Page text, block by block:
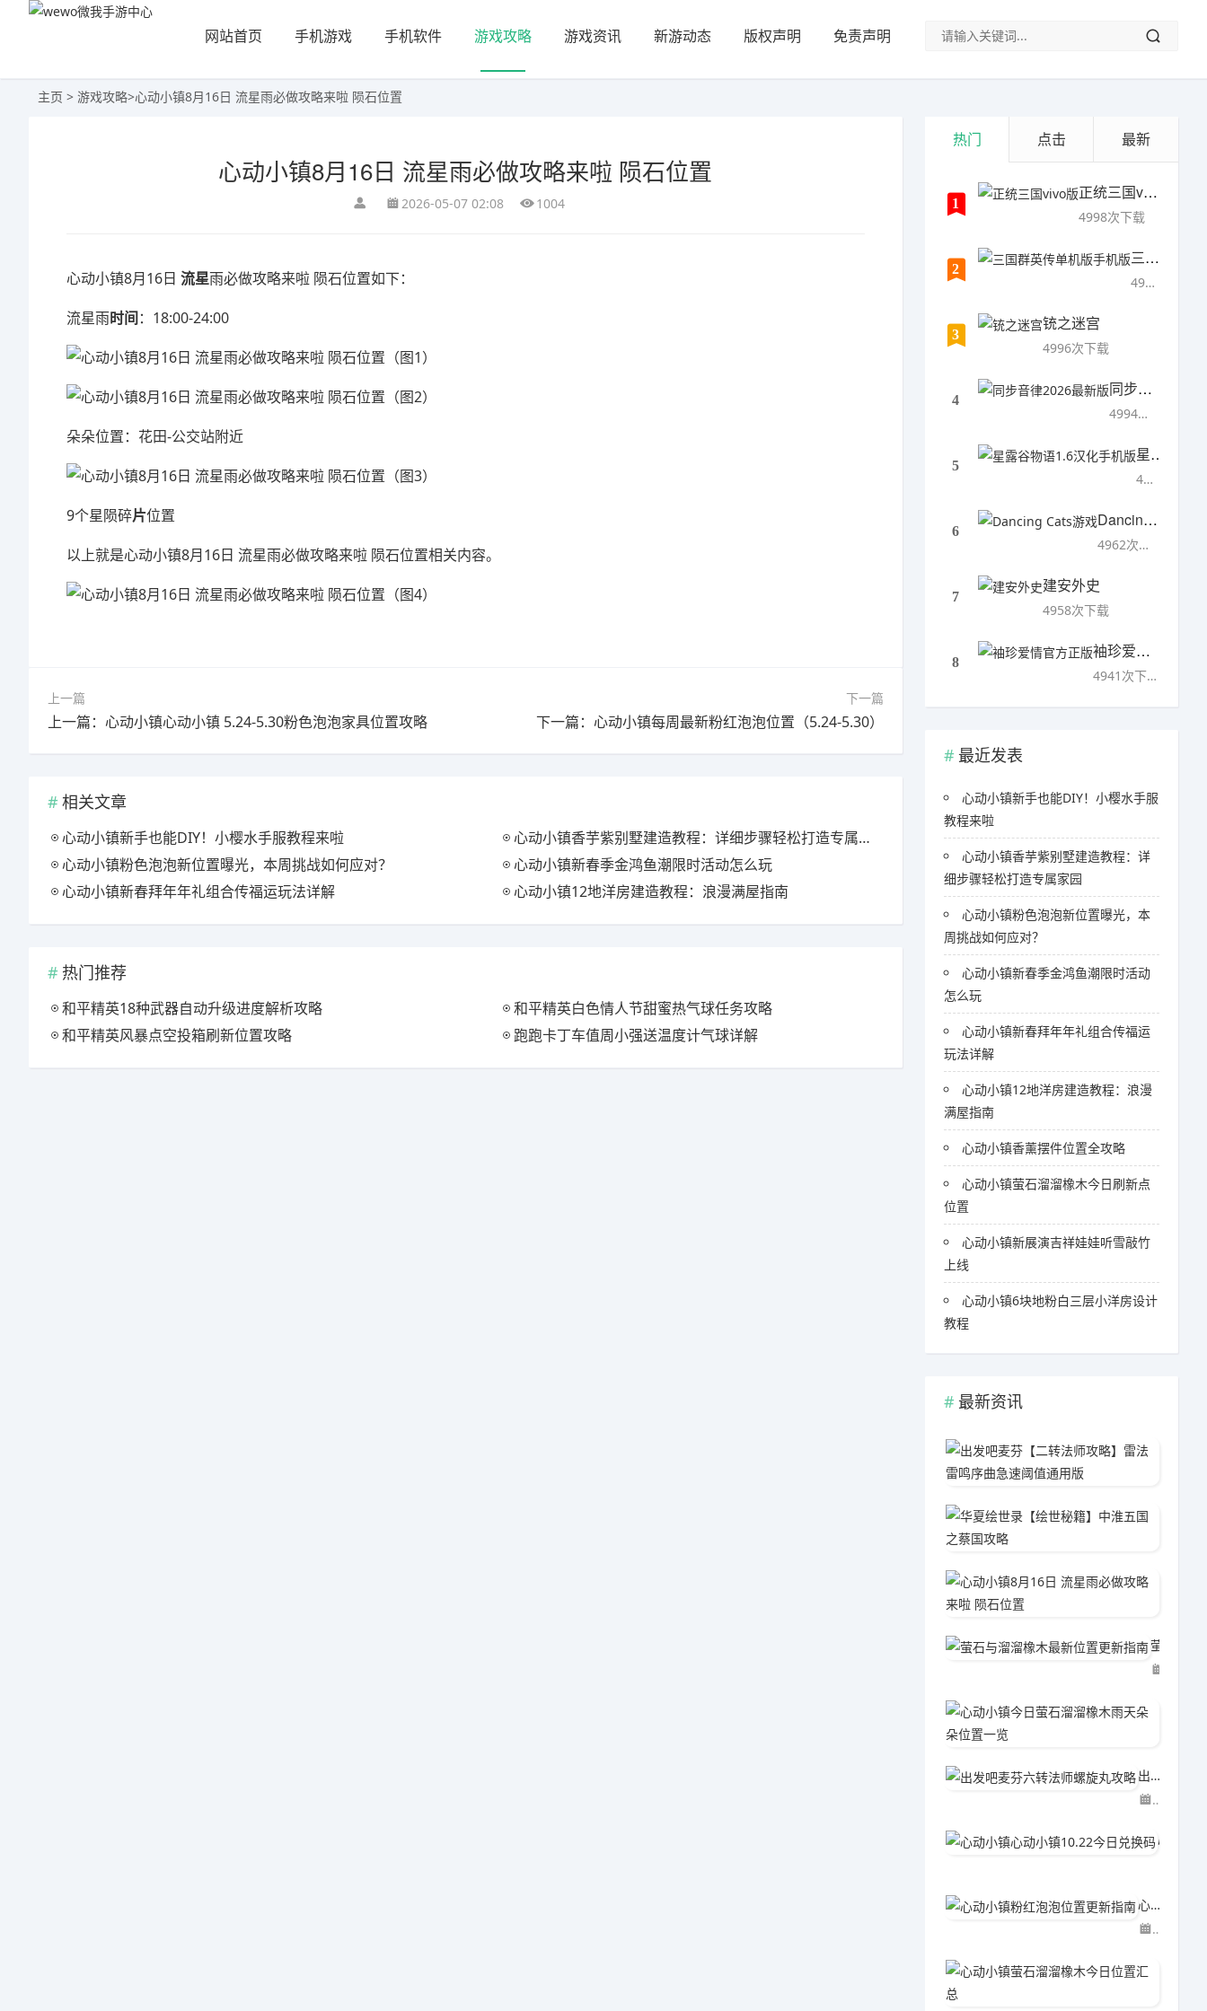
网站首页 手机游戏 手机软件 游戏攻略 游戏资讯 新游动态 版权声明 免责声明
主页 > 游戏攻略>心动小镇8月16日 流星雨必做攻略来啦 陨石位置
心动小镇8月16日 流星雨必做攻略来啦 陨石位置
2026-05-07 02:08 1004
心动小镇8月16日 流星雨必做攻略来啦 陨石位置如下：
流星雨时间：18:00-24:00
朵朵位置：花田-公交站附近
9个星陨碎片位置
以上就是心动小镇8月16日 流星雨必做攻略来啦 陨石位置相关内容。
上一篇
上一篇：心动小镇心动小镇 5.24-5.30粉色泡泡家具位置攻略
下一篇
下一篇：心动小镇每周最新粉红泡泡位置（5.24-5.30）
相关文章
心动小镇新手也能DIY！小樱水手服教程来啦
心动小镇香芋紫别墅建造教程：详细步骤轻松打造专属家园
心动小镇粉色泡泡新位置曝光，本周挑战如何应对？
心动小镇新春季金鸿鱼潮限时活动怎么玩
心动小镇新春拜年年礼组合传福运玩法详解
心动小镇12地洋房建造教程：浪漫满屋指南
热门推荐
和平精英18种武器自动升级进度解析攻略
和平精英白色情人节甜蜜热气球任务攻略
和平精英风暴点空投箱刷新位置攻略
跑跑卡丁车值周小强送温度计气球详解
热门 点击 最新
1
正统三国vivo版
4998次下载
2
三国群英传单机版手机版
4997次下载
3
铳之迷宫
4996次下载
4
同步音律2026最新版
4994次下载
5
星露谷物语1.6汉化手机版
4993次下载
6
Dancing Cats游戏
4962次下载
7
建安外史
4958次下载
8
袖珍爱情官方正版
4941次下载
最近发表
心动小镇新手也能DIY！小樱水手服
教程来啦
心动小镇香芋紫别墅建造教程：详
细步骤轻松打造专属家园
心动小镇粉色泡泡新位置曝光，本
周挑战如何应对？
心动小镇新春季金鸿鱼潮限时活动
怎么玩
心动小镇新春拜年年礼组合传福运
玩法详解
心动小镇12地洋房建造教程：浪漫
满屋指南
心动小镇香薰摆件位置全攻略
心动小镇萤石溜溜橡木今日刷新点
位置
心动小镇新展演吉祥娃娃听雪敲竹
上线
心动小镇6块地粉白三层小洋房设计
教程
最新资讯
出发吧麦芬六转法师螺旋丸攻略
04-15
心动小镇粉红泡泡位置更新指南
06-02